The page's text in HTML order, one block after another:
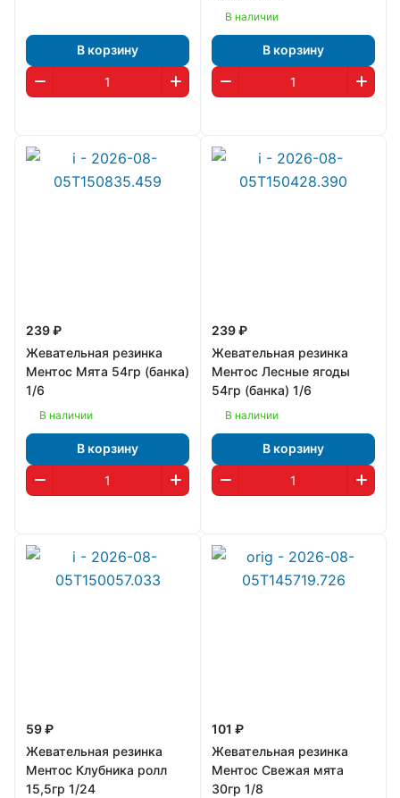
В корзину
В наличии
В корзину
239 ₽
Жевательная резинка
Ментос Мята 54гр (банка)
1/6
В наличии
В корзину
239 ₽
Жевательная резинка
Ментос Лесные ягоды
54гр (банка) 1/6
В наличии
В корзину
59 ₽
Жевательная резинка
Ментос Клубника ролл
15,5гр 1/24
101 ₽
Жевательная резинка
Ментос Свежая мята
30гр 1/8